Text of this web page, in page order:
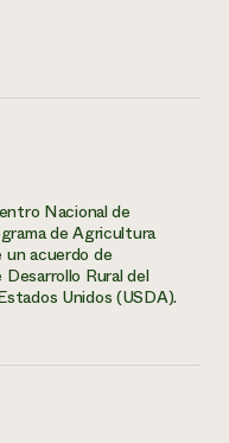
Nacional de
de Agricultura
un acuerdo de
Rural del
Unidos (USDA).